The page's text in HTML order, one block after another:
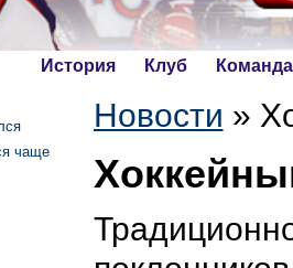
История Клуб Команда
Новости »
чаще